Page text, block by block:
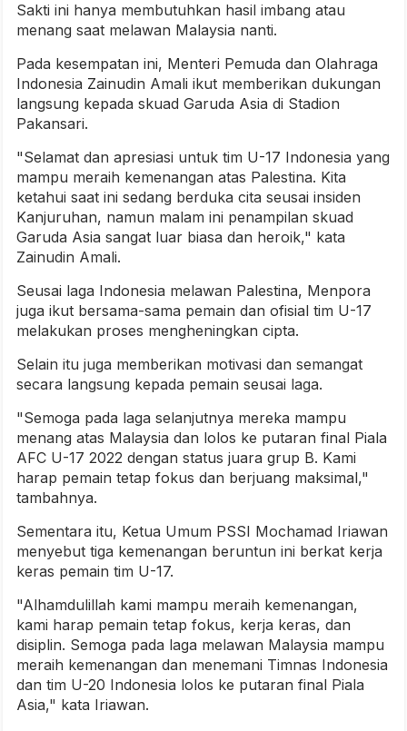
Sakti ini hanya membutuhkan hasil imbang atau
menang saat melawan Malaysia nanti.
Pada kesempatan ini, Menteri Pemuda dan Olahraga
Indonesia Zainudin Amali ikut memberikan dukungan
langsung kepada skuad Garuda Asia di Stadion
Pakansari.
"Selamat dan apresiasi untuk tim U-17 Indonesia yang
mampu meraih kemenangan atas Palestina. Kita
ketahui saat ini sedang berduka cita seusai insiden
Kanjuruhan, namun malam ini penampilan skuad
Garuda Asia sangat luar biasa dan heroik," kata
Zainudin Amali.
Seusai laga Indonesia melawan Palestina, Menpora
juga ikut bersama-sama pemain dan ofisial tim U-17
melakukan proses mengheningkan cipta.
Selain itu juga memberikan motivasi dan semangat
secara langsung kepada pemain seusai laga.
"Semoga pada laga selanjutnya mereka mampu
menang atas Malaysia dan lolos ke putaran final Piala
AFC U-17 2022 dengan status juara grup B. Kami
harap pemain tetap fokus dan berjuang maksimal,"
tambahnya.
Sementara itu, Ketua Umum PSSI Mochamad Iriawan
menyebut tiga kemenangan beruntun ini berkat kerja
keras pemain tim U-17.
"Alhamdulillah kami mampu meraih kemenangan,
kami harap pemain tetap fokus, kerja keras, dan
disiplin. Semoga pada laga melawan Malaysia mampu
meraih kemenangan dan menemani Timnas Indonesia
dan tim U-20 Indonesia lolos ke putaran final Piala
Asia," kata Iriawan.